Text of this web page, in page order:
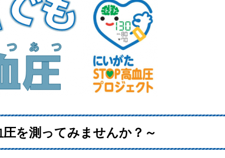
を測ってみませんか？～